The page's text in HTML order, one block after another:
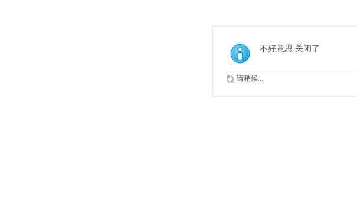
不好意思 关闭了
请稍候...